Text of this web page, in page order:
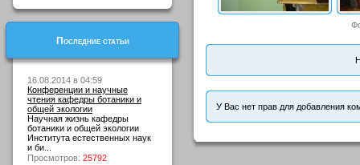
Последние статьи
16.08.2014 в 04:59
Конференции и научные
чтения кафедры ботаники и
общей экологии
Научная жизнь кафедры
ботаники и общей экологии
Института естественных наук
и би...
Просмотров: 25792
У Вас нет прав для добавления